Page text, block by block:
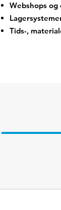
Webshops
Tids-,